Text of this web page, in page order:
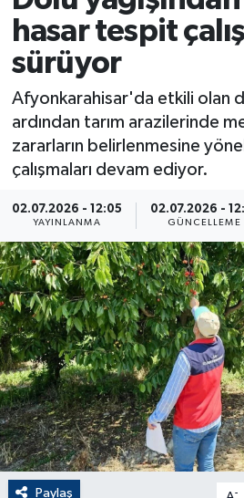
hasar tespit
sürüyor
Afyonkarahisar'da etkili olan
ardından tarım arazilerinde
zararların belirlenmesine
çalışmaları devam ediyor.
02.07.2026 - 12:05
YAYINLANMA
02.07.2026 -
GÜNCELLEME
Paylaş -
Bilim Teknoloji
Bölge
Advertising news
Canlı Maç
ÇEVRE
Dış Haberler
Dünya
EĞİTİM
EKONOMİ
English News
Tüm Manşetler
Son Dakika Haberleri
Haber Arşivi